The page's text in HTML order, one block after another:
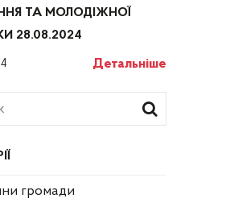
громади
ТА МОЛОДІЖНОЇ
28.08.2024
Детальніше